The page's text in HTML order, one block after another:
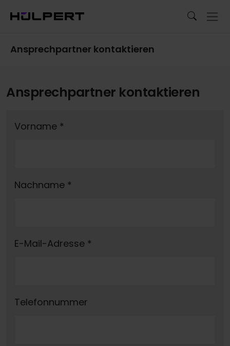
Ansprechpartner kontaktieren
Ansprechpartner kontaktieren
Vorname *
Nachname *
E-Mail-Adresse *
Telefonnummer